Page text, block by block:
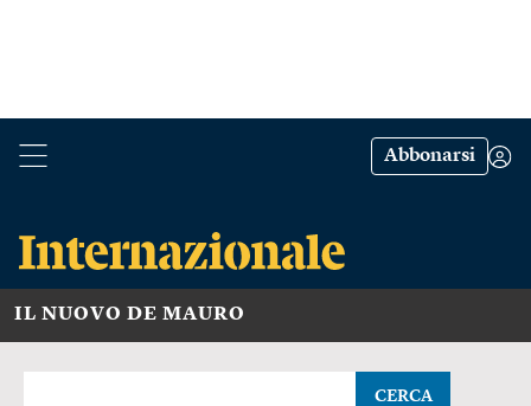
Abbonarsi
IL NUOVO DE MAURO
CERCA